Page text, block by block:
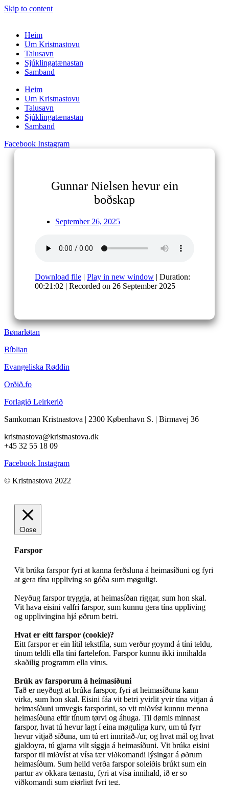
Skip to content
Heim
Um Kristnastovu
Talusavn
Sjúklingatænastan
Samband
Heim
Um Kristnastovu
Talusavn
Sjúklingatænastan
Samband
Facebook Instagram
Gunnar Nielsen hevur ein
boðskap
September 26, 2025
Download file | Play in new window | Duration:
00:21:02 | Recorded on 26 September 2025
Bønarløtan
Bíblian
Evangeliska Røddin
Orðið.fo
Forlagið Leirkerið
Samkoman Kristnastova | 2300 København S. | Birmavej 36
kristnastova@kristnastova.dk
+45 32 55 18 09
Facebook Instagram
© Kristnastova 2022
Close
Farspor
Vit brúka farspor fyri at kanna ferðsluna á heimasíðuni og fyri
at gera tína uppliving so góða sum møguligt.
Neyðug farspor tryggja, at heimasíðan riggar, sum hon skal.
Vit hava eisini valfrí farspor, sum kunnu gera tína uppliving
og upplivingina hjá øðrum betri.
Hvat er eitt farspor (cookie)?
Eitt farspor er ein lítil tekstfíla, sum verður goymd á tíni teldu,
tínum teldli ella tíni fartelefon. Farspor kunnu ikki innihalda
skaðilig programm ella virus.
Brúk av farsporum á heimasíðuni
Tað er neyðugt at brúka farspor, fyri at heimasíðuna kann
virka, sum hon skal. Eisini fáa vit betri yvirlit yvir tína vitjan á
heimasíðuni umvegis farsporini, so vit miðvíst kunnu menna
heimasíðuna eftir tínum tørvi og áhuga. Til dømis minnast
farspor, hvat tú hevur lagt í eina møguliga kurv, um tú fyrr
hevur vitjað síðuna, um tú ert innritað-/ur, og hvat mál og hvat
gjaldoyra, tú gjarna vilt síggja á heimasíðuni. Vit brúka eisini
farspor til miðvíst at vísa tær viðkomandi lýsingar á øðrum
heimasíðum. Sum heild verða farspor soleiðis brúkt sum ein
partur av okkara tænastu, fyri at vísa innihald, ið er so
viðkomandi sum gjørligt fyri teg.